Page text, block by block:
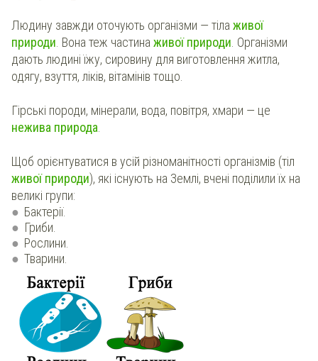
Людину завжди оточують організми — тілаживої
природи. Вона теж частинаживої природи. Організми
дають людині їжу, сировину для виготовлення житла,
одягу, взуття, ліків, вітамінів тощо.
Гірські породи, мінерали, вода, повітря, хмари — це
нежива природа.
Щоб орієнтуватися в усій різноманітності організмів (тіл
живої природи), які існують на Землі, вчені поділили їх на
великі групи:
Бактерії.
Гриби.
Рослини.
Тварини.